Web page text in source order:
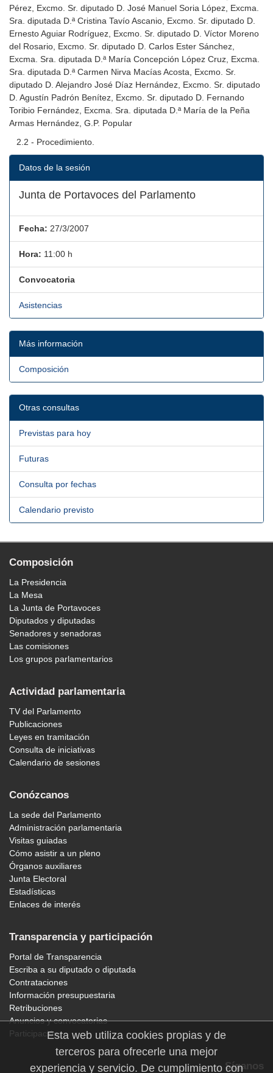
Pérez, Excmo. Sr. diputado D. José Manuel Soria López, Excma.
Sra. diputada D.ª Cristina Tavío Ascanio, Excmo. Sr. diputado D.
Ernesto Aguiar Rodríguez, Excmo. Sr. diputado D. Víctor Moreno
del Rosario, Excmo. Sr. diputado D. Carlos Ester Sánchez,
Excma. Sra. diputada D.ª María Concepción López Cruz, Excma.
Sra. diputada D.ª Carmen Nirva Macías Acosta, Excmo. Sr.
diputado D. Alejandro José Díaz Hernández, Excmo. Sr. diputado
D. Agustín Padrón Benítez, Excmo. Sr. diputado D. Fernando
Toribio Fernández, Excma. Sra. diputada D.ª María de la Peña
Armas Hernández, G.P. Popular
2.2 - Procedimiento.
Datos de la sesión
Junta de Portavoces del Parlamento
Fecha: 27/3/2007
Hora: 11:00 h
Convocatoria
Asistencias
Más información
Composición
Otras consultas
Previstas para hoy
Futuras
Consulta por fechas
Calendario previsto
Composición
La Presidencia
La Mesa
La Junta de Portavoces
Diputados y diputadas
Senadores y senadoras
Las comisiones
Los grupos parlamentarios
Actividad parlamentaria
TV del Parlamento
Publicaciones
Leyes en tramitación
Consulta de iniciativas
Calendario de sesiones
Conózcanos
La sede del Parlamento
Administración parlamentaria
Visitas guiadas
Cómo asistir a un pleno
Órganos auxiliares
Junta Electoral
Estadísticas
Enlaces de interés
Transparencia y participación
Portal de Transparencia
Escriba a su diputado o diputada
Contrataciones
Información presupuestaria
Retribuciones
Anuncios y convocatorias
Participación
Síganos
Esta web utiliza cookies propias y de
terceros para ofrecerle una mejor
experiencia y servicio. De cumplimiento con